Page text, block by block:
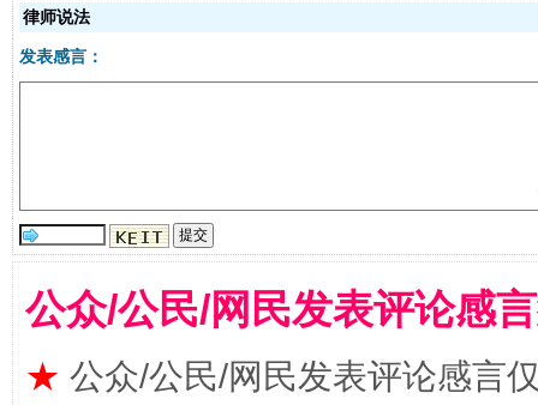
全民健身五年计划来了！等你上场
律师说法
发表感言：
公众/公民/网民发表评论感
★ 公众/公民/网民发表评论感言